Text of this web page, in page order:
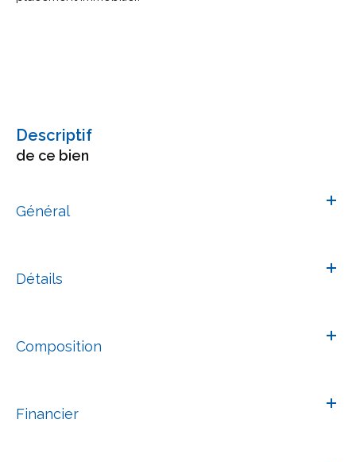
descriptif
de ce bien
Général
Détails
Composition
Financier